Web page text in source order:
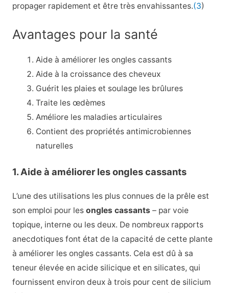
propager rapidement et être très envahissantes.(3)
Avantages pour la santé
Aide à améliorer les ongles cassants
Aide à la croissance des cheveux
Guérit les plaies et soulage les brûlures
Traite les œdèmes
Améliore les maladies articulaires
Contient des propriétés antimicrobiennes
naturelles
1. Aide à améliorer les ongles cassants
L’une des utilisations les plus connues de la prêle est
son emploi pour les ongles cassants – par voie
topique, interne ou les deux. De nombreux rapports
anecdotiques font état de la capacité de cette plante
à améliorer les ongles cassants. Cela est dû à sa
teneur élevée en acide silicique et en silicates, qui
fournissent environ deux à trois pour cent de silicium